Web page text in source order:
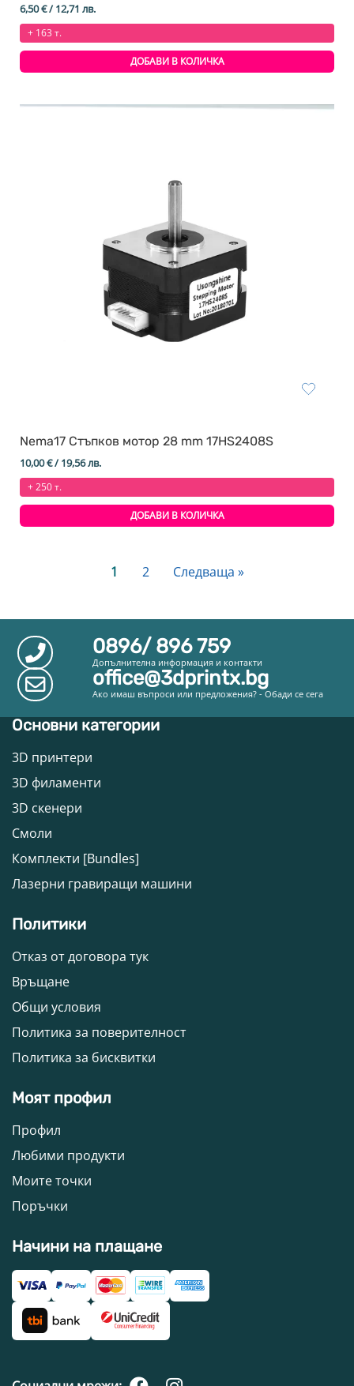
6,50€/ 12,71 лв.
+ 163 т.
ДОБАВИ В КОЛИЧКА
Nema17 Стъпков мотор 28 mm 17HS2408S
10,00€/ 19,56 лв.
+ 250 т.
ДОБАВИ В КОЛИЧКА
1 2 Следваща »
0896/ 896 759
Допълнителна информация и контакти
office@3dprintx.bg
Ако имаш въпроси или предложения? - Обади се сега
Основни категории
3D принтери
3D филаменти
3D скенери
Смоли
Комплекти [Bundles]
Лазерни гравиращи машини
Политики
Отказ от договора тук
Връщане
Общи условия
Политика за поверителност
Политика за бисквитки
Моят профил
Профил
Любими продукти
Моите точки
Поръчки
Начини на плащане